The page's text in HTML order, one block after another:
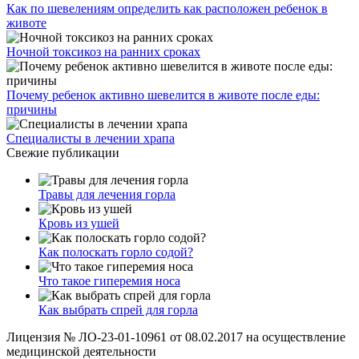
Как по шевелениям определить как расположен ребенок в
животе
Ночной токсикоз на ранних сроках
Почему ребенок активно шевелится в животе после еды:
причины
Специалисты в лечении храпа
Свежие публикации
Травы для лечения горла
Кровь из ушей
Как полоскать горло содой?
Что такое гиперемия носа
Как выбрать спрей для горла
Лицензия № ЛО-23-01-10961 от 08.02.2017 на осуществление
медицинской деятельности